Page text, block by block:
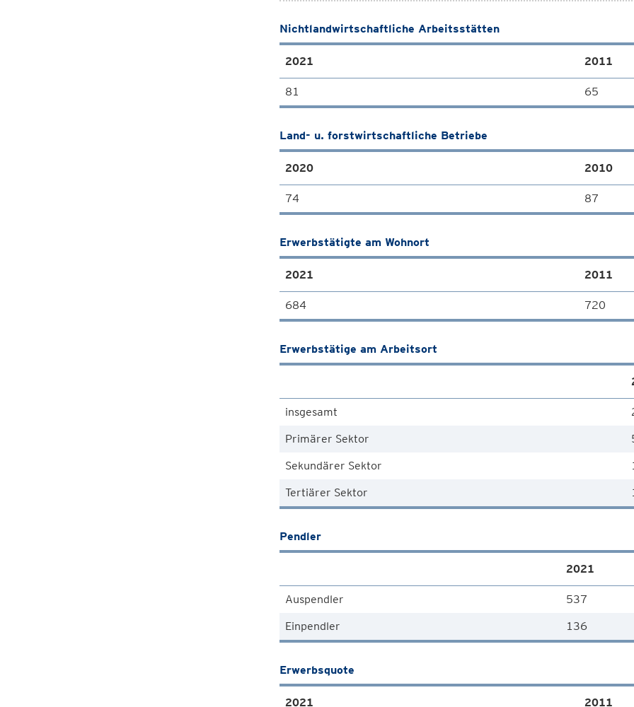
Nichtlandwirtschaftliche Arbeitsstätten
2021 2011
81 65
Land- u. forstwirtschaftliche Betriebe
2020 2010
74 87
Erwerbstätigte am Wohnort
2021 2011
684 720
Erwerbstätige am Arbeitsort
insgesamt
Primärer Sektor
Sekundärer Sektor
Tertiärer Sektor
Pendler
2021
Auspendler
537
Einpendler
136
Erwerbsquote
2021 2011